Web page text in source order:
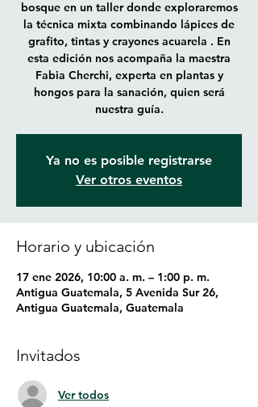
bosque en un taller donde exploraremos
la técnica mixta combinando lápices de
grafito, tintas y crayones acuarela . En
esta edición nos acompaña la maestra
Fabia Cherchi, experta en plantas y
hongos para la sanación, quien será
nuestra guía.
Ya no es posible registrarse
Ver otros eventos
Horario y ubicación
17 ene 2026, 10:00 a. m. – 1:00 p. m.
Antigua Guatemala, 5 Avenida Sur 26,
Antigua Guatemala, Guatemala
Invitados
Ver todos